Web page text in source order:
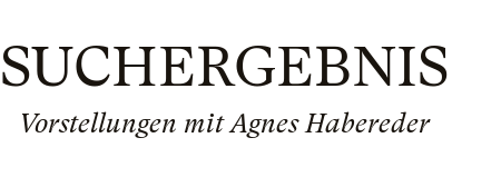
SUCHERGEBNIS
Vorstellungen mit Agnes Habereder